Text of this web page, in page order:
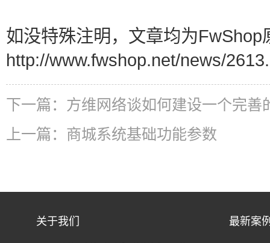
如没特殊注明，文章均为FwShop
http://www.fwshop.net/news/
下一篇： 方维网络谈如何建设一个完善
上一篇： 商城系统基础功能参数
关于我们 最新案